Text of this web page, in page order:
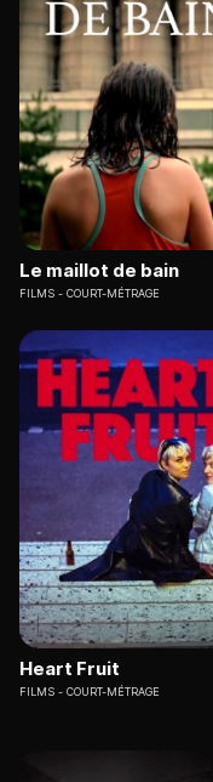
Le maillot de bain
FILMS COURT-MÉTRAGE
Heart Fruit
FILMS COURT-MÉTRAGE